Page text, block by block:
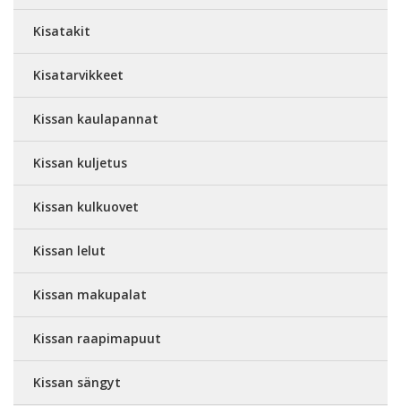
Kisatakit
Kisatarvikkeet
Kissan kaulapannat
Kissan kuljetus
Kissan kulkuovet
Kissan lelut
Kissan makupalat
Kissan raapimapuut
Kissan sängyt